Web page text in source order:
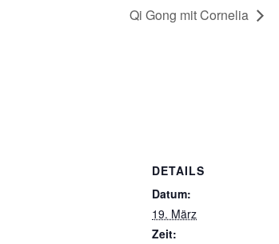
Qi Gong mit Cornelia
DETAILS
Datum:
19. März
Zeit: